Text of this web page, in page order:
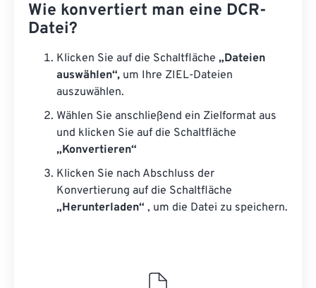
Wie konvertiert man eine DCR-
Datei?
Klicken Sie auf die Schaltfläche „Dateien
auswählen“, um Ihre ZIEL-Dateien
auszuwählen.
Wählen Sie anschließend ein Zielformat aus
und klicken Sie auf die Schaltfläche
„Konvertieren“
Klicken Sie nach Abschluss der
Konvertierung auf die Schaltfläche
„Herunterladen“ , um die Datei zu speichern.